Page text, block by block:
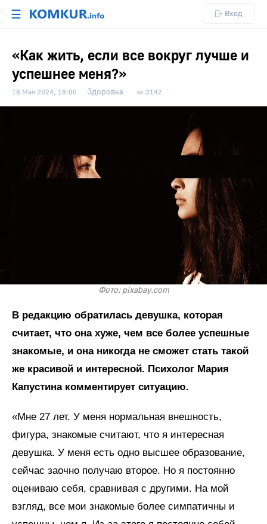
☰ Вход
«Как жить, если все вокруг лучше и
успешнее меня?»
18 Мая 2024, 18:00 Здоровье 3142
Фото: pixabay.com
В редакцию обратилась девушка, которая
считает, что она хуже, чем все более успешные
знакомые, и она никогда не сможет стать такой
же красивой и интересной. Психолог Мария
Капустина комментирует ситуацию.
«Мне 27 лет. У меня нормальная внешность,
фигура, знакомые считают, что я интересная
девушка. У меня есть одно высшее образование,
сейчас заочно получаю второе. Но я постоянно
оцениваю себя, сравнивая с другими. На мой
взгляд, все мои знакомые более симпатичны и